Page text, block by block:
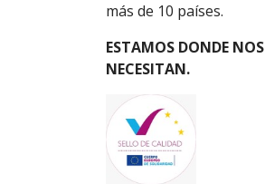
más de 10 países.
ESTAMOS DONDE NOS
NECESITAN.